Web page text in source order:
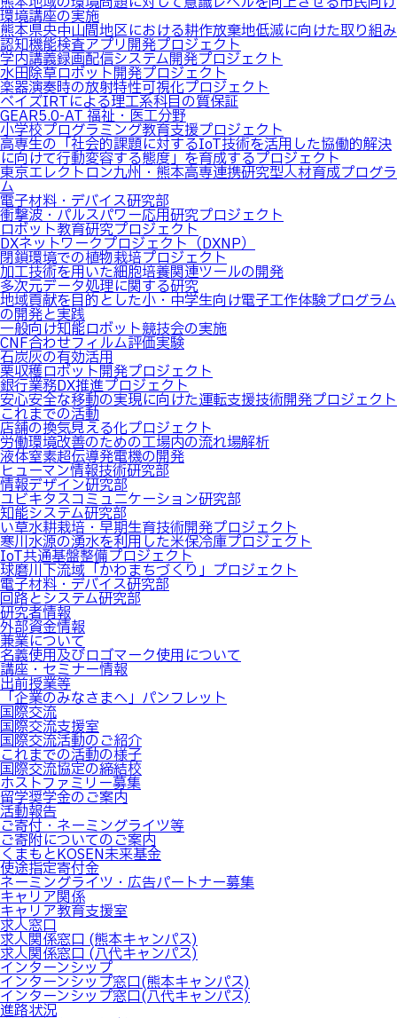
環境講座の実施
熊本県央中山間地区における耕作放棄地低減に向けた取り組み
認知機能検査アプリ開発プロジェクト
学内講義録画配信システム開発プロジェクト
水田除草ロボット開発プロジェクト
楽器演奏時の放射特性可視化プロジェクト
ベイズIRTによる理工系科目の質保証
GEAR5.0-AT 福祉・医工分野
小学校プログラミング教育支援プロジェクト
高専生の「社会的課題に対するIoT技術を活用した協働的解決
に向けて行動変容する態度」を育成するプロジェクト
東京エレクトロン九州・熊本高専連携研究型人材育成プログラ
ム
電子材料・デバイス研究部
衝撃波・パルスパワー応用研究プロジェクト
ロボット教育研究プロジェクト
DXネットワークプロジェクト（DXNP）
閉鎖環境での植物栽培プロジェクト
加⼯技術を⽤いた細胞培養関連ツールの開発
多次元データ処理に関する研究
地域貢献を目的とした小・中学生向け電子工作体験プログラム
の開発と実践
一般向け知能ロボット競技会の実施
CNF合わせフィルム評価実験
石炭灰の有効活用
栗収穫ロボット開発プロジェクト
銀行業務DX推進プロジェクト
安心安全な移動の実現に向けた運転支援技術開発プロジェクト
これまでの活動
店舗の換気見える化プロジェクト
労働環境改善のための工場内の流れ場解析
液体窒素超伝導発電機の開発
ヒューマン情報技術研究部
情報デザイン研究部
ユビキタスコミュニケーション研究部
知能システム研究部
い草水耕栽培・早期生育技術開発プロジェクト
寒川水源の湧水を利用した米保冷庫プロジェクト
IoT共通基盤整備プロジェクト
球磨川下流域「かわまちづくり」プロジェクト
電子材料・デバイス研究部
回路とシステム研究部
研究者情報
外部資金情報
兼業について
名義使用及びロゴマーク使用について
講座・セミナー情報
出前授業等
「企業のみなさまへ」パンフレット
国際交流
国際交流支援室
国際交流活動のご紹介
これまでの活動の様子
国際交流協定の締結校
ホストファミリー募集
留学奨学金のご案内
活動報告
ご寄付・ネーミングライツ等
ご寄附についてのご案内
くまもとKOSEN未来基金
使途指定寄付金
ネーミングライツ・広告パートナー募集
キャリア関係
キャリア教育支援室
求人窓口
求人関係窓口 (熊本キャンパス)
求人関係窓口 (八代キャンパス)
インターンシップ
インターンシップ窓口(熊本キャンパス)
インターンシップ窓口(八代キャンパス)
進路状況